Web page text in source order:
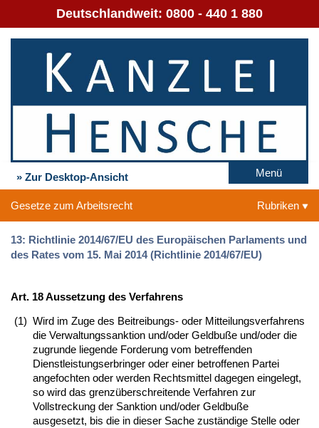
Deutschlandweit: 0800 - 440 1 880
» Zur Desktop-Ansicht Menü
Gesetze zum Arbeitsrecht Rubriken
13: Richtlinie 2014/67/EU des Europäischen Parlaments und
des Rates vom 15. Mai 2014 (Richtlinie 2014/67/EU)
Art. 18 Aussetzung des Verfahrens
(1) Wird im Zuge des Beitreibungs- oder Mitteilungsverfahrens
die Verwaltungssanktion und/oder Geldbuße und/oder die
zugrunde liegende Forderung vom betreffenden
Dienstleistungserbringer oder einer betroffenen Partei
angefochten oder werden Rechtsmittel dagegen eingelegt,
so wird das grenzüberschreitende Verfahren zur
Vollstreckung der Sanktion und/oder Geldbuße
ausgesetzt, bis die in dieser Sache zuständige Stelle oder